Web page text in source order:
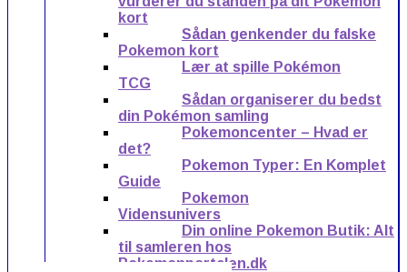
kort
Sådan genkender du falske
Pokemon kort
Lær at spille Pokémon
TCG
Sådan organiserer du bedst
din Pokémon samling
Pokemoncenter – Hvad er
det?
Pokemon Typer: En Komplet
Guide
Pokemon
Vidensunivers
Din online Pokemon Butik: Alt
til samleren hos
Pokemonportalen.dk